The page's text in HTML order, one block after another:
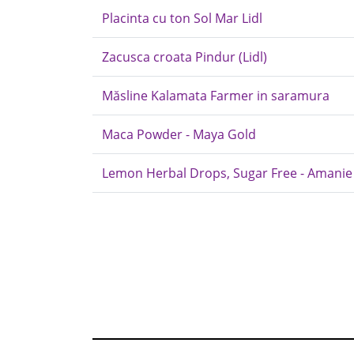
Placinta cu ton Sol Mar Lidl
Zacusca croata Pindur (Lidl)
Măsline Kalamata Farmer in saramura
Maca Powder - Maya Gold
Lemon Herbal Drops, Sugar Free - Amanie